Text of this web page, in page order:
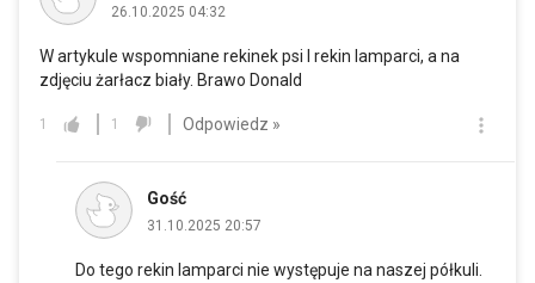
26.10.2025 04:32
W artykule wspomniane rekinek psi I rekin lamparci, a na
zdjęciu żarłacz biały. Brawo Donald
1 1 Odpowiedz »
Gość
31.10.2025 20:57
Do tego rekin lamparci nie występuje na naszej półkuli.